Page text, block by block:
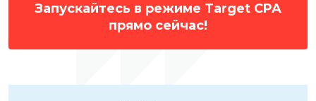
Запускайтесь в режиме Target CPA
прямо сейчас!